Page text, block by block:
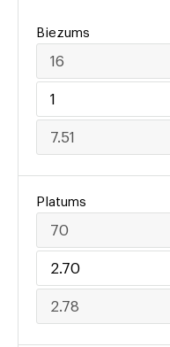
Biezums
Platums